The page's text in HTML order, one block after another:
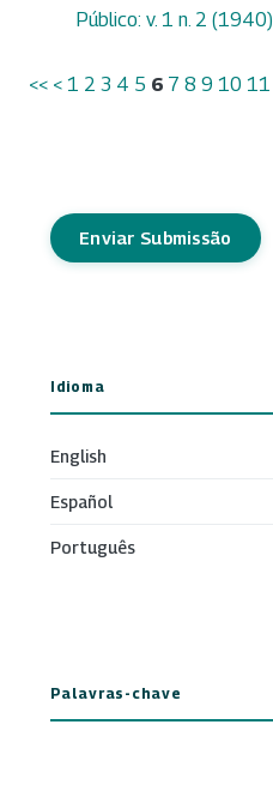
Público: v. 1 n. 2 (1940)
<< < 1 2 3 4 5 6 7 8 9 10 11
Enviar Submissão
Idioma
English
Español
Português
Palavras-chave